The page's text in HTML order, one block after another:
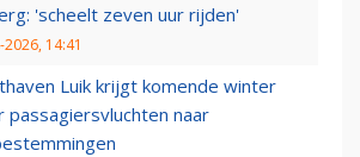
'scheelt zeven uur rijden'
2026, 14:41
Luik krijgt komende winter
passagiersvluchten naar